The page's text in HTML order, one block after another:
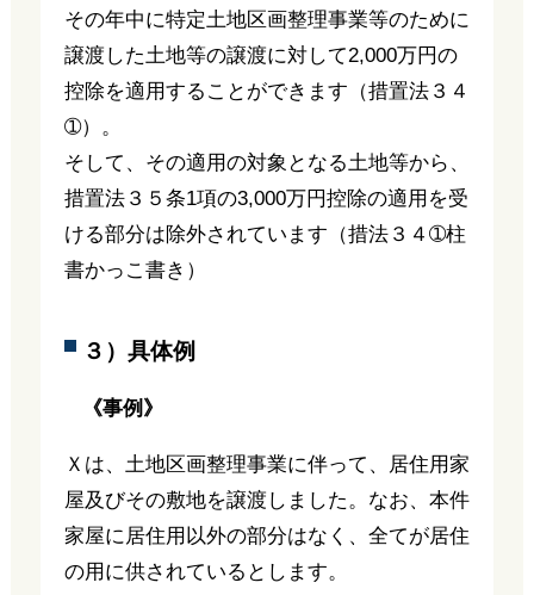
その年中に特定土地区画整理事業等のために
譲渡した土地等の譲渡に対して2,000万円の
控除を適用することができます（措置法３４
➀）。
そして、その適用の対象となる土地等から、
措置法３５条1項の3,000万円控除の適用を受
ける部分は除外されています（措法３４➀柱
書かっこ書き）
３）具体例
《事例》
Ｘは、土地区画整理事業に伴って、居住用家
屋及びその敷地を譲渡しました。なお、本件
家屋に居住用以外の部分はなく、全てが居住
の用に供されているとします。